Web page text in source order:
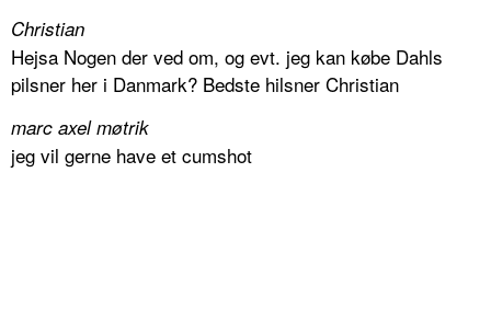
Christian
Hejsa Nogen der ved om, og evt. jeg kan købe Dahls
pilsner her i Danmark? Bedste hilsner Christian
marc axel møtrik
jeg vil gerne have et cumshot